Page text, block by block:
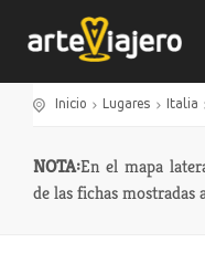
Inicio Lugares Italia
NOTA:En el mapa
de las fichas mostradas